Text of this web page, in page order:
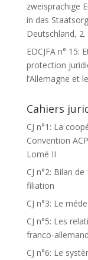
zweisprachige
in das
Deutschland,
EDCJFA n° 15:
protection
l’Allemagne et
Cahiers
CJ n°1: La
Convention
Lomé II
CJ n°2: Bilan
filiation
CJ n°3: Le
CJ n°5: Les
franco-
CJ n°6: Le